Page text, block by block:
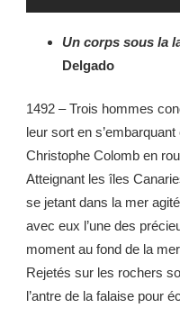
Un corps sous la
Delgado
1492 – Trois hommes
leur sort en
Christophe Colomb en
Atteignant les îles
se jetant dans la mer
avec eux l’une des
moment au fond de la
Rejetés sur les rochers
l’antre de la falaise pour